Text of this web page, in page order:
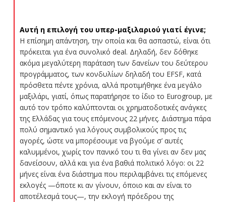
Αυτή η επιλογή του υπερ-μαξιλαριού γιατί έγινε;
Η επίσημη απάντηση, την οποία και θα ασπαστώ, είναι ότι
πρόκειται για ένα συνολικό deal. Δηλαδή, δεν δόθηκε
ακόμα μεγαλύτερη παράταση των δανείων του δεύτερου
προγράμματος, των κονδυλίων δηλαδή του EFSF, κατά
πρόσθετα πέντε χρόνια, αλλά προτιμήθηκε ένα μεγάλο
μαξιλάρι, γιατί, όπως παρατήρησε το ίδιο το Eurogroup, με
αυτό τον τρόπο καλύπτονται οι χρηματοδοτικές ανάγκες
της Ελλάδας για τους επόμενους 22 μήνες. Διάστημα πάρα
πολύ σημαντικό για λόγους συμβολικούς προς τις
αγορές, ώστε να μπορέσουμε να βγούμε σ’ αυτές
καλυμμένοι, χωρίς τον πανικό του τι θα γίνει αν δεν μας
δανείσουν, αλλά και για ένα βαθιά πολιτικό λόγο: οι 22
μήνες είναι ένα διάστημα που περιλαμβάνει τις επόμενες
εκλογές —όποτε κι αν γίνουν, όποιο και αν είναι το
αποτέλεσμά τους—, την εκλογή πρόεδρου της